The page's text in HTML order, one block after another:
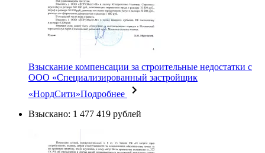
Взыскание компенсации за строительные недостатки с
ООО «Специализированный застройщик
«НордСити»Подробнее
Взыскано: 1 477 419 рублей